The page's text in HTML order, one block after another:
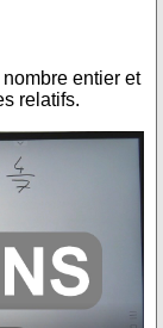
entier et
relatifs.